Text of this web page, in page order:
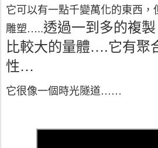
它可以有一點千變萬化的東西 ，
雕塑…..透過一到多的複製
比較大的量體….它有聚
性…
它很像一個時光隧道……